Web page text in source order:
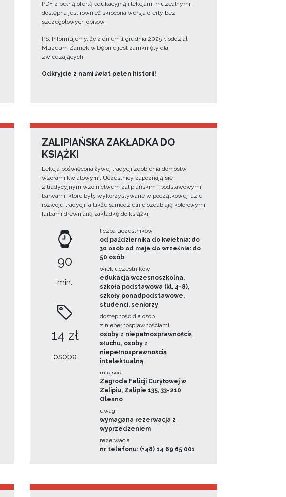
PDF z pełną ofertą edukacyjną i lekcjami muzealnymi –
dostępna jest również skrócona wersja oferty bez
szczegółowych opisów.
PS. Informujemy, że z dniem 1 grudnia 2025 r. oddział
Muzeum Zamek w Dębnie jest zamknięty dla
zwiedzających.
Odkryjcie z nami świat pełen historii!
ZALIPIAŃSKA ZAKŁADKA DO
KSIĄŻKI
Lekcja poświęcona żywej tradycji zdobienia domostw
wzorami kwiatowymi. Uczestnicy zapoznają się
z tradycyjnym wzornictwem zalipiańskim i podstawowymi
barwami, które były wykorzystywane w początkowej fazie
rozwoju tradycji, a także samodzielnie ozdabiają kolorowymi
farbami drewnianą zakładkę do książki.
90
min.
14 zł
osoba
liczba uczestników
od października do kwietnia: do
30 osób od maja do września: do
50 osób
wiek uczestników
edukacja wczesnoszkolna,
szkoła podstawowa (kl. 4-8),
szkoły ponadpodstawowe,
studenci, seniorzy
dostępność dla osób
z niepełnosprawnościami
osoby z niepełnosprawnością
słuchu, osoby z
niepełnosprawnością
intelektualną
miejsce
Zagroda Felicji Curyłowej w
Zalipiu, Zalipie 135, 33-210
Olesno
uwagi
wymagana rezerwacja z
wyprzedzeniem
rezerwacja
nr telefonu: (+48) 14 69 65 001